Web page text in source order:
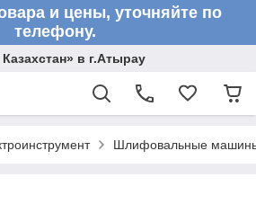
и цены, уточняйте по
телефону.
в г.Атырау
Шлифовальные